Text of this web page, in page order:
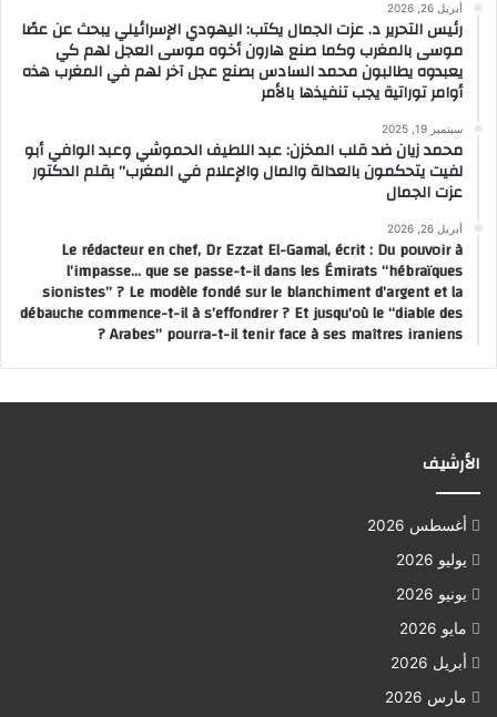
أبريل 26, 2026
رئيس التحرير د. عزت الجمال يكتب: اليهودي الإسرائيلي يبحث عن عصًا
موسى بالمغرب وكما صنع هارون أخوه موسى العجل لهم كي
يعبدوه يطالبون محمد السادس بصنع عجل آخر لهم في المغرب هذه
أوامر توراتية يجب تنفيذها بالأمر
سبتمبر 19, 2025
محمد زيان ضد قلب المخزن: عبد اللطيف الحموشي وعبد الوافي أبو
لفيت يتحكمون بالعدالة والمال والإعلام في المغرب” بقلم الدكتور
عزت الجمال
أبريل 26, 2026
Le rédacteur en chef, Dr Ezzat El-Gamal, écrit : Du pouvoir à
l’impasse… que se passe-t-il dans les Émirats “hébraïques
sionistes” ? Le modèle fondé sur le blanchiment d’argent et la
débauche commence-t-il à s’effondrer ? Et jusqu’où le “diable des
Arabes” pourra-t-il tenir face à ses maîtres iraniens ?
الأرشيف
أغسطس 2026
يوليو 2026
يونيو 2026
مايو 2026
أبريل 2026
مارس 2026